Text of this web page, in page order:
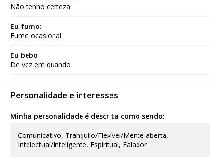
Não tenho certeza
Eu fumo:
Fumo ocasional
Eu bebo
De vez em quando
Personalidade e interesses
Minha personalidade é descrita como sendo:
Comunicativo, Tranquilo/Flexível/Mente aberta,
Intelectual/Inteligente, Espiritual, Falador